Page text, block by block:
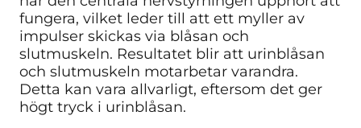
fungera, vilket leder till att ett myller av
impulser skickas via blåsan och
slutmuskeln. Resultatet blir att urinblåsan
och slutmuskeln motarbetar varandra.
Detta kan vara allvarligt, eftersom det ger
högt tryck i urinblåsan.